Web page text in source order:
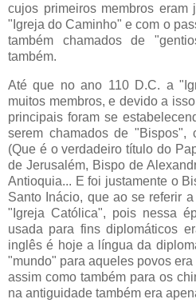
cujos primeiros membros eram
"Igreja do Caminho" e com o
também chamados de
também.
Até que no ano 110 D.C. a
muitos membros, e devido a
principais foram se
serem chamados de "Bispos",
(Que é o verdadeiro título do
de Jerusalém, Bispo de
Antioquia... E foi justamente o
Santo Inácio, que ao se referir
"Igreja Católica", pois nessa
usada para fins diplomáticos
inglês é hoje a língua da
"mundo" para aqueles povos
assim como também para os
na antiguidade também era